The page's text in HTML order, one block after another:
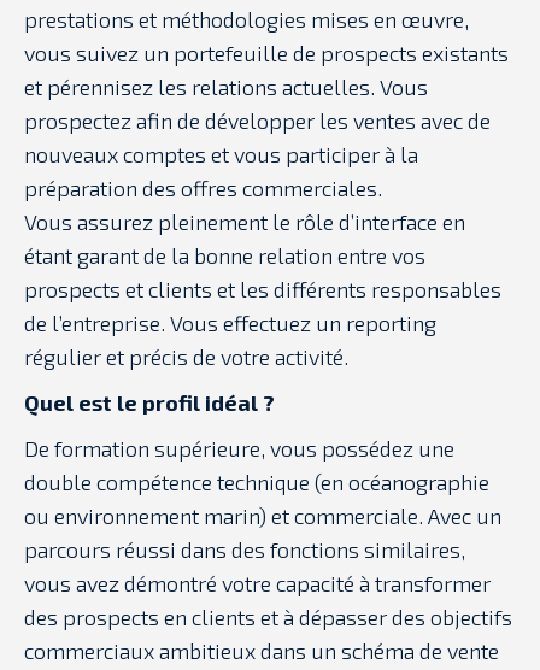
prestations et méthodologies mises en œuvre,
vous suivez un portefeuille de prospects existants
et pérennisez les relations actuelles. Vous
prospectez afin de développer les ventes avec de
nouveaux comptes et vous participer à la
préparation des offres commerciales.
Vous assurez pleinement le rôle d’interface en
étant garant de la bonne relation entre vos
prospects et clients et les différents responsables
de l’entreprise. Vous effectuez un reporting
régulier et précis de votre activité.
Quel est le profil idéal ?
De formation supérieure, vous possédez une
double compétence technique (en océanographie
ou environnement marin) et commerciale. Avec un
parcours réussi dans des fonctions similaires,
vous avez démontré votre capacité à transformer
des prospects en clients et à dépasser des objectifs
commerciaux ambitieux dans un schéma de vente